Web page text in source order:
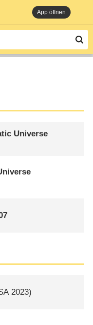
App öffnen
Universe
2023)